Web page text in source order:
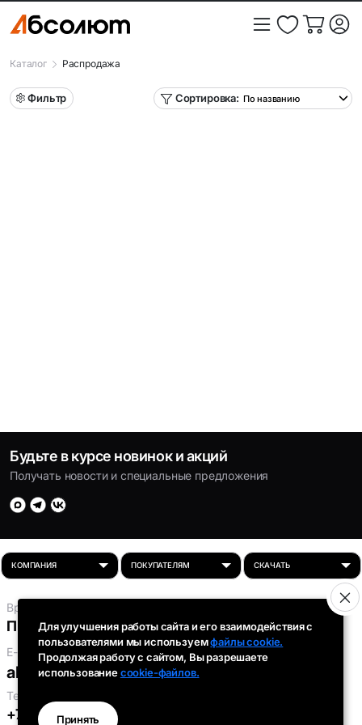
Каталог Распродажа
Фильтр Сортировка:
Будьте в курсе новинок и акций
Получать новости и специальные предложения
Время работы:
Пн-Пт: 8:00 - 16:30
E-mail:
absolut-tds@inbox.ru
Телефоны:
+7 (343) 301-91-93
Для улучшения работы сайта и его взаимодействия с
пользователями мы используемфайлы cookie.
Продолжая работу с сайтом, Вы разрешаете
использованиеcookie-файлов.
Принять